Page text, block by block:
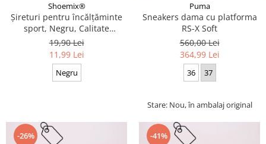
Shoemix®
Șireturi pentru încălțăminte
sport, Negru, Calitate
premium, 110 cm x 0.8 cm
19,90 Lei
11,99 Lei
Negru
Puma
Sneakers dama cu platforma
RS-X Soft
560,00 Lei
364,99 Lei
36 37
Stare: Nou, în ambalaj original
-26% -41%